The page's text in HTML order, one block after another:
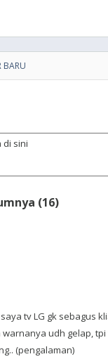
BARU
(16)
tv LG gk sebagus
udh gelap,
(pengalaman)